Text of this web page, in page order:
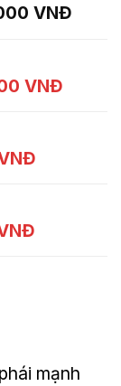
VNĐ
VNĐ.
VNĐGiá
Giá
Giá
mạnh